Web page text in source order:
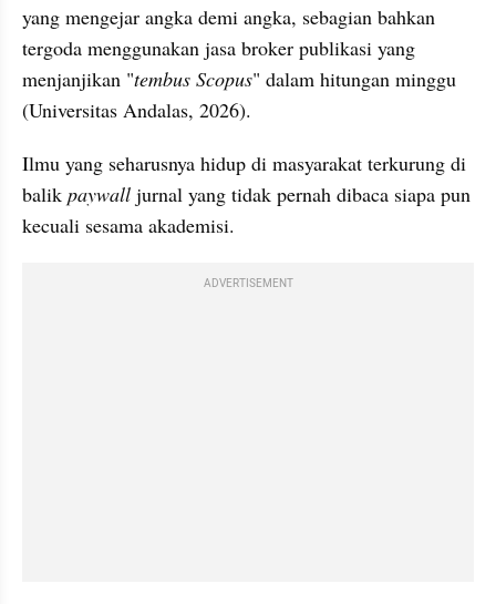
yang mengejar angka demi angka, sebagian bahkan
tergoda menggunakan jasa broker publikasi yang
menjanjikan "tembus Scopus" dalam hitungan minggu
(Universitas Andalas, 2026).
Ilmu yang seharusnya hidup di masyarakat terkurung di
balik paywall jurnal yang tidak pernah dibaca siapa pun
kecuali sesama akademisi.
ADVERTISEMENT